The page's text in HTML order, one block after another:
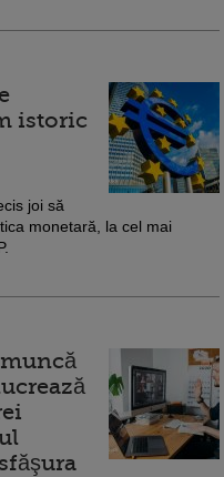
istoric
joi să
monetară, la cel mai